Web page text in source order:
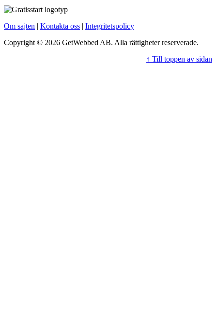
Om sajten | Kontakta oss | Integritetspolicy
Copyright © 2026 GetWebbed AB. Alla rättigheter reserverade.
↑ Till toppen av sidan